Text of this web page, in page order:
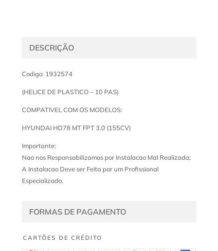
DESCRIÇÃO
Codigo: 1932574
(HELICE DE PLASTICO – 10 PAS)
COMPATIVEL COM OS MODELOS:
HYUNDAI HD78 MT FPT 3.0 (155CV)
Importante:
Nao nos Responsabilizamos por Instalacao Mal Realizada;
A Instalacao Deve ser Feita por um Profissional
Especializado.
FORMAS DE PAGAMENTO
CARTÕES DE CRÉDITO